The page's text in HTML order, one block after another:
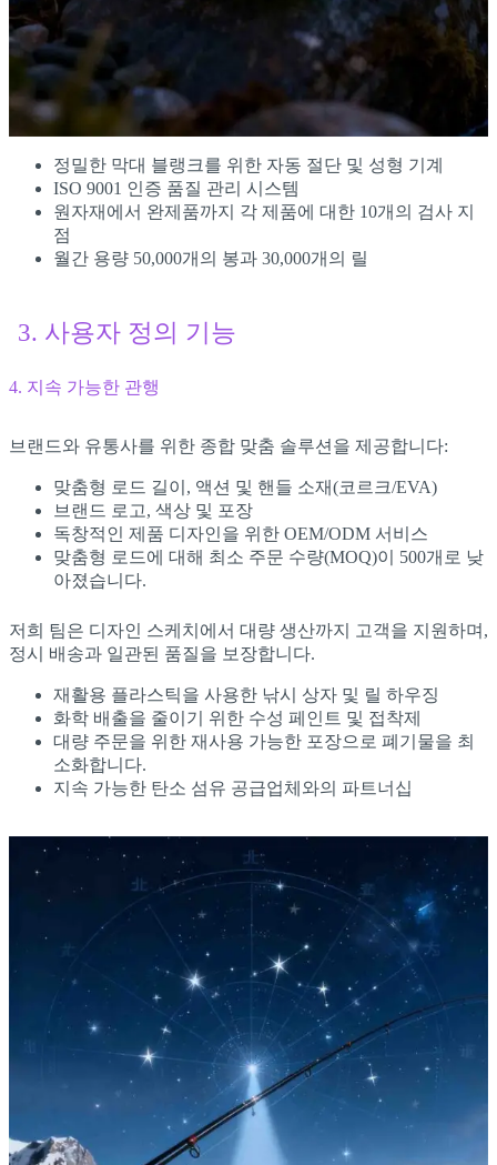
정밀한 막대 블랭크를 위한 자동 절단 및 성형 기계
ISO 9001 인증 품질 관리 시스템
원자재에서 완제품까지 각 제품에 대한 10개의 검사 지
점
월간 용량 50,000개의 봉과 30,000개의 릴
3. 사용자 정의 기능
4. 지속 가능한 관행
브랜드와 유통사를 위한 종합 맞춤 솔루션을 제공합니다:
맞춤형 로드 길이, 액션 및 핸들 소재(코르크/EVA)
브랜드 로고, 색상 및 포장
독창적인 제품 디자인을 위한 OEM/ODM 서비스
맞춤형 로드에 대해 최소 주문 수량(MOQ)이 500개로 낮
아졌습니다.
저희 팀은 디자인 스케치에서 대량 생산까지 고객을 지원하며,
정시 배송과 일관된 품질을 보장합니다.
재활용 플라스틱을 사용한 낚시 상자 및 릴 하우징
화학 배출을 줄이기 위한 수성 페인트 및 접착제
대량 주문을 위한 재사용 가능한 포장으로 폐기물을 최
소화합니다.
지속 가능한 탄소 섬유 공급업체와의 파트너십